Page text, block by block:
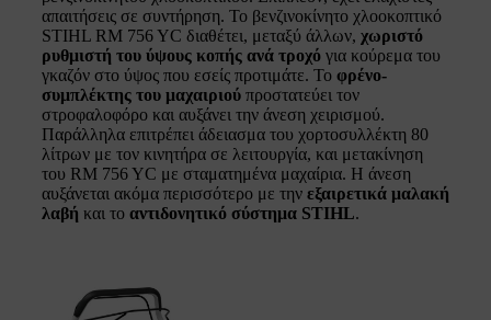
απαιτήσεις σε συντήρηση. Το βενζινοκίνητο χλοοκοπτικό
STIHL RM 756 YC διαθέτει, μεταξύ άλλων, χωριστό
ρυθμιστή του ύψους κοπής ανά τροχό για κούρεμα του
γκαζόν στο ύψος που εσείς προτιμάτε. Το φρένο-
συμπλέκτης του μαχαιριού προστατεύει τον
στροφαλοφόρο και αυξάνει την άνεση χειρισμού.
Παράλληλα επιτρέπει άδειασμα του χορτοσυλλέκτη 80
λίτρων με τον κινητήρα σε λειτουργία, και μετακίνηση
του RM 756 YC με σταματημένα μαχαίρια. Η άνεση
αυξάνεται ακόμα περισσότερο με την εξαιρετικά μαλακή
λαβή και το αντιδονητικό σύστημα STIHL.